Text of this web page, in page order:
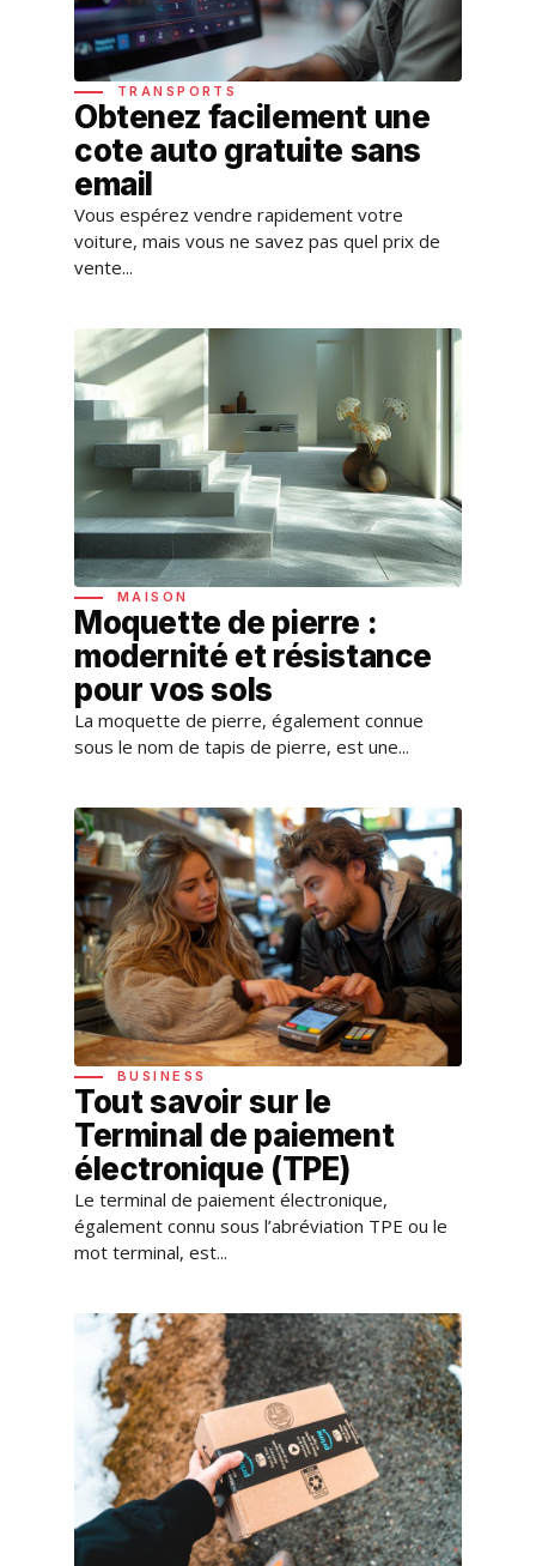
TRANSPORTS
Obtenez facilement une
cote auto gratuite sans
email
Vous espérez vendre rapidement votre
voiture, mais vous ne savez pas quel prix de
vente...
MAISON
Moquette de pierre :
modernité et résistance
pour vos sols
La moquette de pierre, également connue
sous le nom de tapis de pierre, est une...
BUSINESS
Tout savoir sur le
Terminal de paiement
électronique (TPE)
Le terminal de paiement électronique,
également connu sous l’abréviation TPE ou le
mot terminal, est...